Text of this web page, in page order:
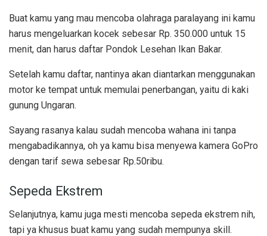
Buat kamu yang mau mencoba olahraga paralayang ini kamu
harus mengeluarkan kocek sebesar Rp. 350.000 untuk 15
menit, dan harus daftar Pondok Lesehan Ikan Bakar.
Setelah kamu daftar, nantinya akan diantarkan menggunakan
motor ke tempat untuk memulai penerbangan, yaitu di kaki
gunung Ungaran.
Sayang rasanya kalau sudah mencoba wahana ini tanpa
mengabadikannya, oh ya kamu bisa menyewa kamera GoPro
dengan tarif sewa sebesar Rp.50ribu.
Sepeda Ekstrem
Selanjutnya, kamu juga mesti mencoba sepeda ekstrem nih,
tapi ya khusus buat kamu yang sudah mempunya skill.